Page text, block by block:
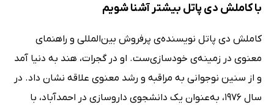
با کاملش دی پاتل بیشتر آشنا شویم
کاملش دی پاتل نویسنده‌ی پرفروش بین‌المللی و راهنمای
معنوی در زمینه‌ی خودسازی‌ست. او در گجرات، هند به دنیا آمد
و از سنین نوجوانی به مراقبه و رشد معنوی علاقه نشان داد. در
سال 1976، به‌عنوان یک دانشجوی داروسازی در احمدآباد، با